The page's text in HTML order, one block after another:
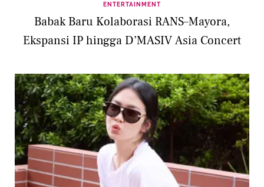
ENTERTAINMENT
Babak Baru Kolaborasi RANS–Mayora,
Ekspansi IP hingga D’MASIV Asia Concert